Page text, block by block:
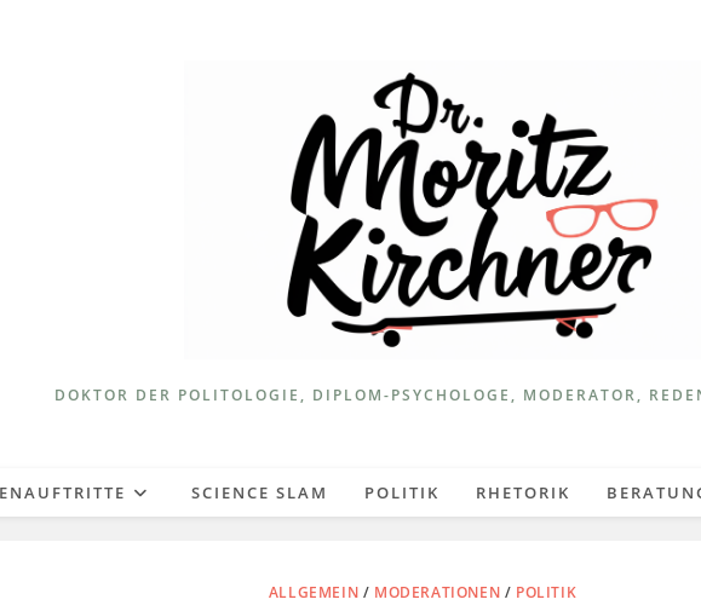
DOKTOR DER POLITOLOGIE, DIPLOM-PSYCHOLOGE, MODERATOR,
SCIENCE SLAM POLITIK RHETORIK
ALLGEMEIN / MODERATIONEN / POLITIK